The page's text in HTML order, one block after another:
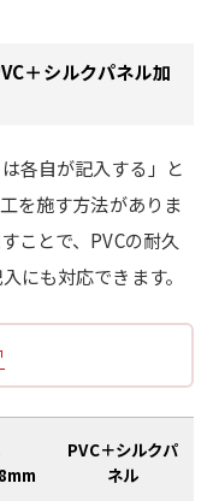
＋シルクパネル加
各自が記入する」と
を施す方法がありま
ことで、PVCの耐久
にも対応できます。
PVC＋シルクパ
ネル